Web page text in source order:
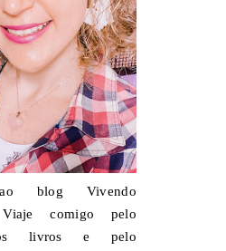
blog Vivendo
Viaje comigo pelo
livros e pelo